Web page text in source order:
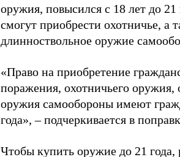
оружия, повысился с 18 лет до
смогут приобрести охотничье, а
длинноствольное оружие
«Право на приобретение
поражения, охотничьего оружия,
оружия самообороны имеют
года», – подчеркивается в
Чтобы купить оружие до 21